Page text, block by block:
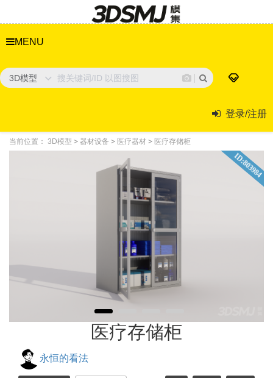
MENU
3D模型
登录/注册
当前位置： 3D模型 > 器材设备 > 医疗器材 > 医疗存储柜
ID:803984
医疗存储柜
永恒的看法